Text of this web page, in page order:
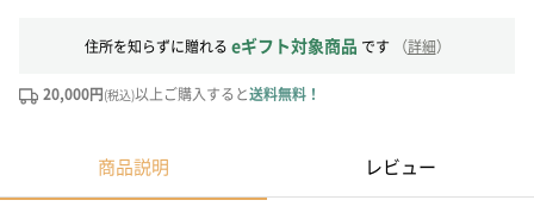
住所を知らずに贈れる eギフト対象商品 です （詳細）
20,000円(税込)以上ご購入すると送料無料！
商品説明 レビュー